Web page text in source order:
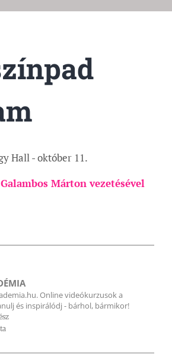
Hall - október 11.
Márton vezetésével
Online videókurzusok a
és inspirálódj - bárhol, bármikor!